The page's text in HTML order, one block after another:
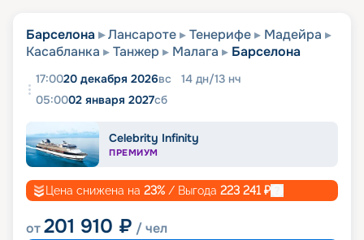
Барселона Лансароте Тенерифе
Мадейра
Касабланка
Танжер Малага Барселона
17:0020 декабря 2026вс 14 дн/13 нч
05:0002 января 2027сб
Celebrity Infinity
ПРЕМИУМ
Цена снижена на 23% / Выгода 223 241₽
от201 910 ₽ / чел